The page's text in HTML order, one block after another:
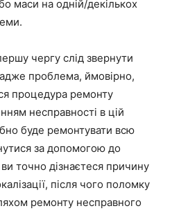
маси на одній/декількох
чергу слід звернути
проблема, ймовірно,
процедура ремонту
несправності в цій
буде ремонтувати всю
за допомогою до
ви точно дізнаєтеся причину
після чого поломку
ремонту несправного